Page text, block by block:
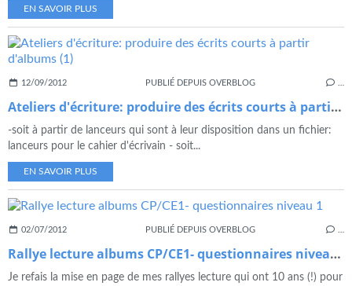
EN SAVOIR PLUS
12/09/2012 PUBLIÉ DEPUIS OVERBLOG
Ateliers d'écriture: produire des écrits courts à partir d'albums (1)
-soit à partir de lanceurs qui sont à leur disposition dans un fichier:
lanceurs pour le cahier d'écrivain - soit...
EN SAVOIR PLUS
02/07/2012 PUBLIÉ DEPUIS OVERBLOG
Rallye lecture albums CP/CE1- questionnaires niveau 1
Je refais la mise en page de mes rallyes lecture qui ont 10 ans (!) pour